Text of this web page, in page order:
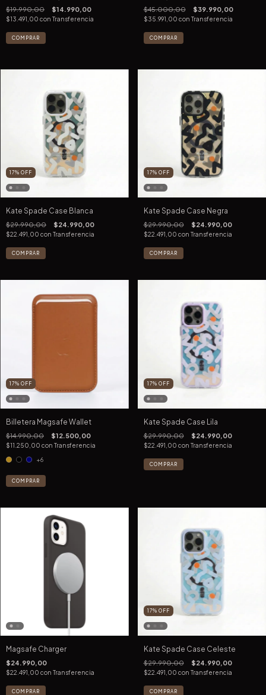
$19.990,00 $14.990,00
$13.491,00 con Transferencia
COMPRAR
$45.000,00 $39.990,00
$35.991,00 con Transferencia
17% OFF
Kate Spade Case Blanca
$29.990,00 $24.990,00
$22.491,00 con Transferencia
COMPRAR
17% OFF
Kate Spade Case Negra
$29.990,00 $24.990,00
$22.491,00 con Transferencia
COMPRAR
17% OFF
Billetera Magsafe Wallet
$14.990,00 $12.500,00
$11.250,00 con Transferencia
+6
COMPRAR
17% OFF
Kate Spade Case Lila
$29.990,00 $24.990,00
$22.491,00 con Transferencia
COMPRAR
Magsafe Charger
$24.990,00
$22.491,00 con Transferencia
17% OFF
Kate Spade Case Celeste
$29.990,00 $24.990,00
$22.491,00 con Transferencia
COMPRAR